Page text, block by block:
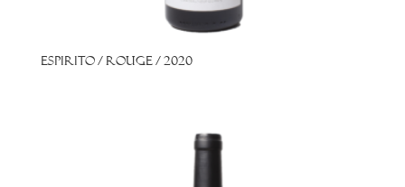
Espirito / Rouge / 2020